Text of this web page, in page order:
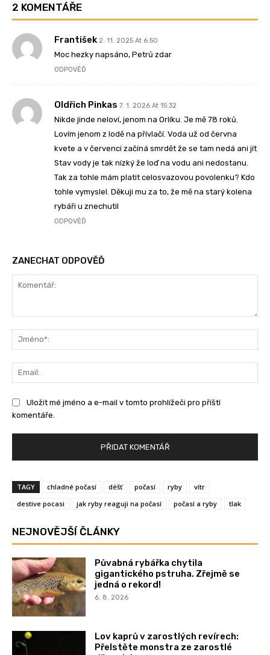
2 KOMENTÁŘE
František 2. 11. 2025 At 6:50
Moc hezky napsáno, Petrů zdar
ODPOVĚĎ
Oldřich Pinkas 7. 1. 2026 At 15:32
Nikde jinde neloví, jenom na Orlíku. Je mě 78 roků.
Lovím jenom z lodě na přívlačí. Voda už od června
kvete a v červenci začíná smrdět že se tam nedá ani jít
Stav vody je tak nízký že loď na vodu ani nedostanu.
Tak za tohle mám platit celosvazovou povolenku? Kdo
tohle vymyslel. Děkuji mu za to, že mě na starý kolena
rybáři u znechutil
ODPOVĚĎ
ZANECHAT ODPOVĚĎ
Uložit mé jméno a e-mail v tomto prohlížeči pro příští
komentáře.
TAGY chladné počasí déšť počasí ryby
vítr
destive pocasi
jak ryby reaguji na počasí počasí a ryby tlak
NEJNOVĚJŠÍ ČLÁNKY
Půvabná rybářka chytila
gigantického pstruha. Zřejmě se
jedná o rekord!
6. 8. 2026
Lov kaprů v zarostlých revírech:
Přelstěte monstra ze zarostlé